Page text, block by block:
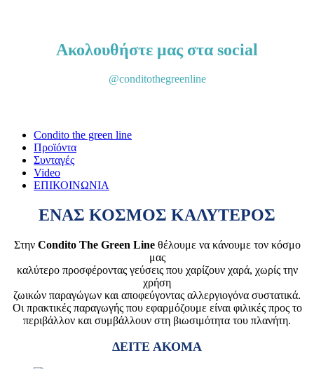
Ακολουθήστε μας στα social
@conditothegreenline
Condito the green line
Προϊόντα
Συνταγές
Video
ΕΠΙΚΟΙΝΩΝΙΑ
ΕΝΑΣ ΚΟΣΜΟΣ ΚΑΛΥΤΕΡΟΣ
Στην Condito The Green Lineθέλουμε να κάνουμε τον κόσμο
μας
καλύτερο προσφέροντας γεύσεις που χαρίζουν χαρά, χωρίς την
χρήση
ζωικών παραγώγων και αποφεύγοντας αλλεργιογόνα συστατικά.
Οι πρακτικές παραγωγής που εφαρμόζουμε είναι φιλικές προς το
περιβάλλον και συμβάλλουν στη βιωσιμότητα του πλανήτη.
ΔΕΙΤΕ ΑΚΟΜΑ